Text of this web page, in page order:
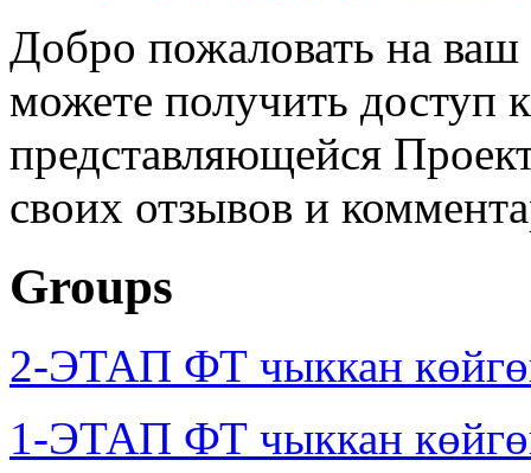
Добро пожаловать на
можете получить доступ
представляющейся
своих отзывов и
Groups
2-ЭТАП ФТ чыккан
1-ЭТАП ФТ чыккан